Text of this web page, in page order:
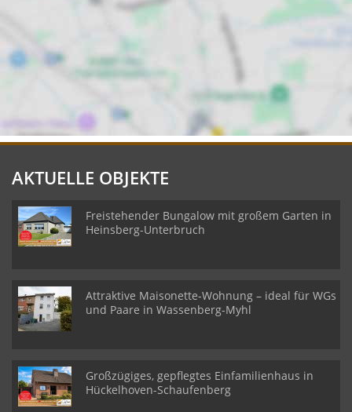
AKTUELLE OBJEKTE
Freistehender Bungalow mit großem Garten in
Heinsberg-Unterbruch
Attraktive Maisonette-Wohnung – ideal für WGs
und Paare in Wassenberg-Myhl
Großzügiges, gepflegtes Einfamilienhaus in
Hückelhoven-Schaufenberg